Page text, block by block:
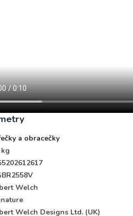
a obracečky
kg
Welch
Welch Designs Ltd. (UK)